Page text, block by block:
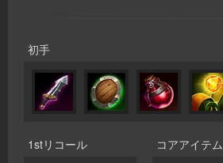
初手
1stリコール コアアイテム